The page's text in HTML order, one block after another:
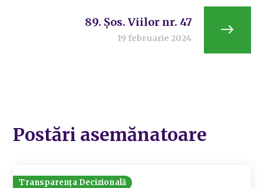
89. Șos. Viilor nr. 47
19 februarie 2024
Postări asemănatoare
Transparența Decizională